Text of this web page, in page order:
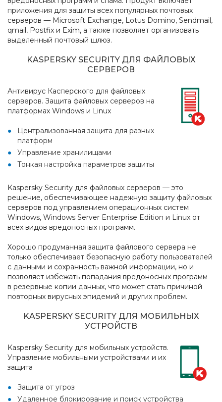
приложения для защиты всех популярных почтовых
серверов — Microsoft Exchange, Lotus Domino, Sendmail,
qmail, Postfix и Exim, а также позволяет организовать
выделенный почтовый шлюз.
KASPERSKY SECURITY ДЛЯ ФАЙЛОВЫХ
СЕРВЕРОВ
Антивирус Касперского для файловых
серверов. Защита файловых серверов на
платформах Windows и Linux
Централизованная защита для разных
платформ
Управление хранилищами
Тонкая настройка параметров защиты
Kaspersky Security для файловых серверов — это
решение, обеспечивающее надежную защиту файловых
серверов под управлением операционных систем
Windows, Windows Server Enterprise Edition и Linux от
всех видов вредоносных программ.
Хорошо продуманная защита файлового сервера не
только обеспечивает безопасную работу пользователей
с данными и сохранность важной информации, но и
позволяет избежать попадания вредоносных программ
в резервные копии данных, что может стать причиной
повторных вирусных эпидемий и других проблем.
KASPERSKY SECURITY ДЛЯ МОБИЛЬНЫХ
УСТРОЙСТВ
Kaspersky Security для мобильных устройств.
Управление мобильными устройствами и их
защита
Защита от угроз
Удаленное блокирование и поиск устройства